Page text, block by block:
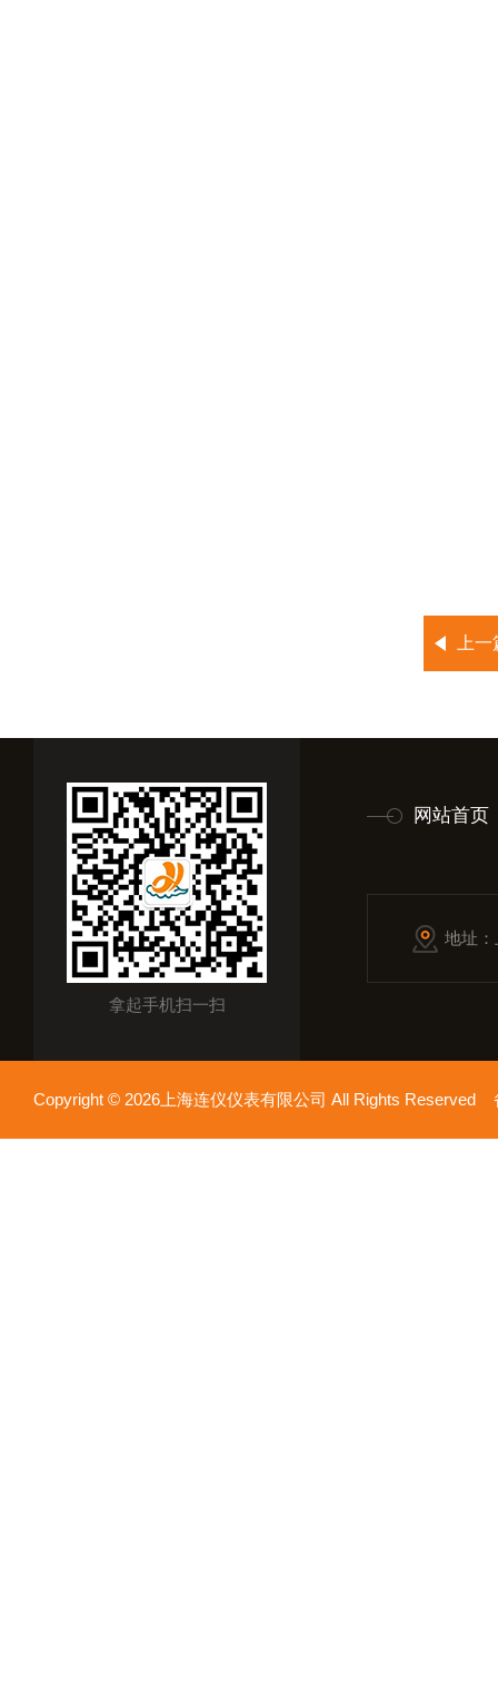
上
拿起手机扫一扫
网站首页
地址
Copyright © 2026上海连仪仪表有限公司 All Rights Reserved